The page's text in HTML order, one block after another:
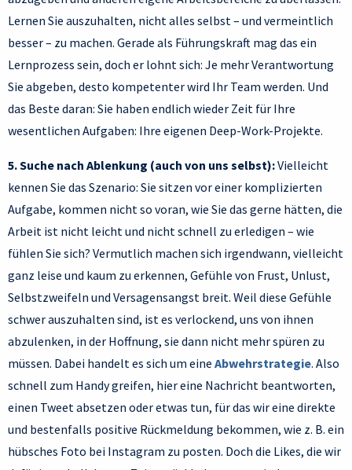
Lernen Sie auszuhalten, nicht alles selbst – und vermeintlich
besser – zu machen. Gerade als Führungskraft mag das ein
Lernprozess sein, doch er lohnt sich: Je mehr Verantwortung
Sie abgeben, desto kompetenter wird Ihr Team werden. Und
das Beste daran: Sie haben endlich wieder Zeit für Ihre
wesentlichen Aufgaben: Ihre eigenen Deep-Work-Projekte.
5. Suche nach Ablenkung (auch von uns selbst):Vielleicht
kennen Sie das Szenario: Sie sitzen vor einer komplizierten
Aufgabe, kommen nicht so voran, wie Sie das gerne hätten, die
Arbeit ist nicht leicht und nicht schnell zu erledigen – wie
fühlen Sie sich? Vermutlich machen sich irgendwann, vielleicht
ganz leise und kaum zu erkennen, Gefühle von Frust, Unlust,
Selbstzweifeln und Versagensangst breit. Weil diese Gefühle
schwer auszuhalten sind, ist es verlockend, uns von ihnen
abzulenken, in der Hoffnung, sie dann nicht mehr spüren zu
müssen. Dabei handelt es sich um eine Abwehrstrategie. Also
schnell zum Handy greifen, hier eine Nachricht beantworten,
einen Tweet absetzen oder etwas tun, für das wir eine direkte
und bestenfalls positive Rückmeldung bekommen, wie z. B. ein
hübsches Foto bei Instagram zu posten. Doch die Likes, die wir